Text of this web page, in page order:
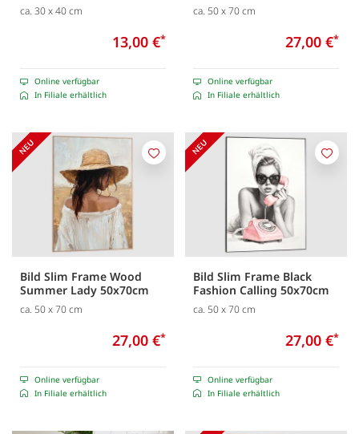
ca. 30 x 40 cm
13,00 €*
Online verfügbar
In Filiale erhältlich
ca. 50 x 70 cm
27,00 €*
Online verfügbar
In Filiale erhältlich
Bild Slim Frame Wood
Summer Lady 50x70cm
ca. 50 x 70 cm
27,00 €*
Online verfügbar
In Filiale erhältlich
Merken
Bild Slim Frame Black
Fashion Calling 50x70cm
ca. 50 x 70 cm
27,00 €*
Online verfügbar
In Filiale erhältlich